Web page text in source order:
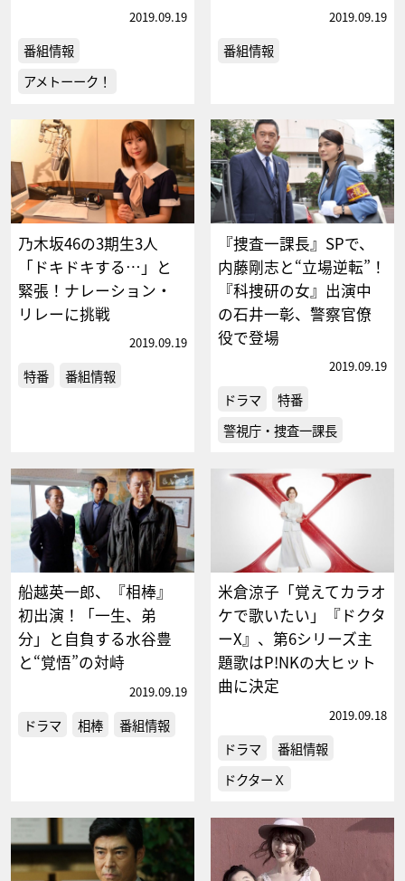
2019.09.19
番組情報
アメトーーク！
2019.09.19
番組情報
乃木坂46の3期生3人
「ドキドキする…」と
緊張！ナレーション・
リレーに挑戦
2019.09.19
特番 番組情報
『捜査一課長』SPで、
内藤剛志と“立場逆転”！
『科捜研の女』出演中
の石井一彰、警察官僚
役で登場
2019.09.19
ドラマ
特番
警視庁・捜査一課長
船越英一郎、『相棒』
初出演！「一生、弟
分」と自負する水谷豊
と“覚悟”の対峙
2019.09.19
ドラマ 相棒 番組情報
米倉涼子「覚えてカラオ
ケで歌いたい」『ドクタ
ーX』、第6シリーズ主
題歌はP!NKの大ヒット
曲に決定
2019.09.18
ドラマ
番組情報
ドクターＸ